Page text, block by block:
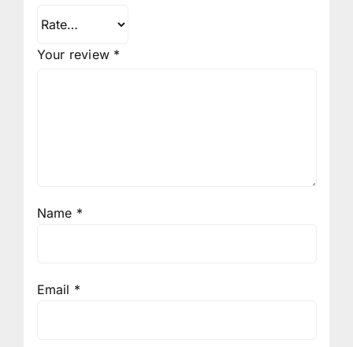
Your review *
Name *
Email *